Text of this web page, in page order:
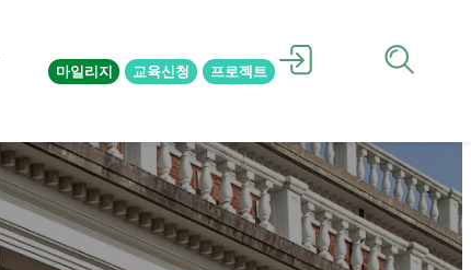
마일리지 교육신청 프로젝트